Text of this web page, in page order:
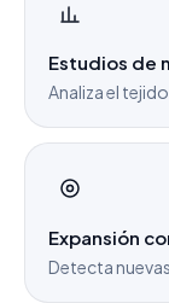
Estudios de
Analiza el
Expansión
Detecta